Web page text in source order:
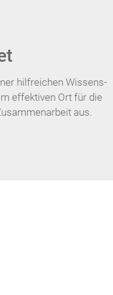
hilfreichen Wissens-
effektiven Ort für die
aus.